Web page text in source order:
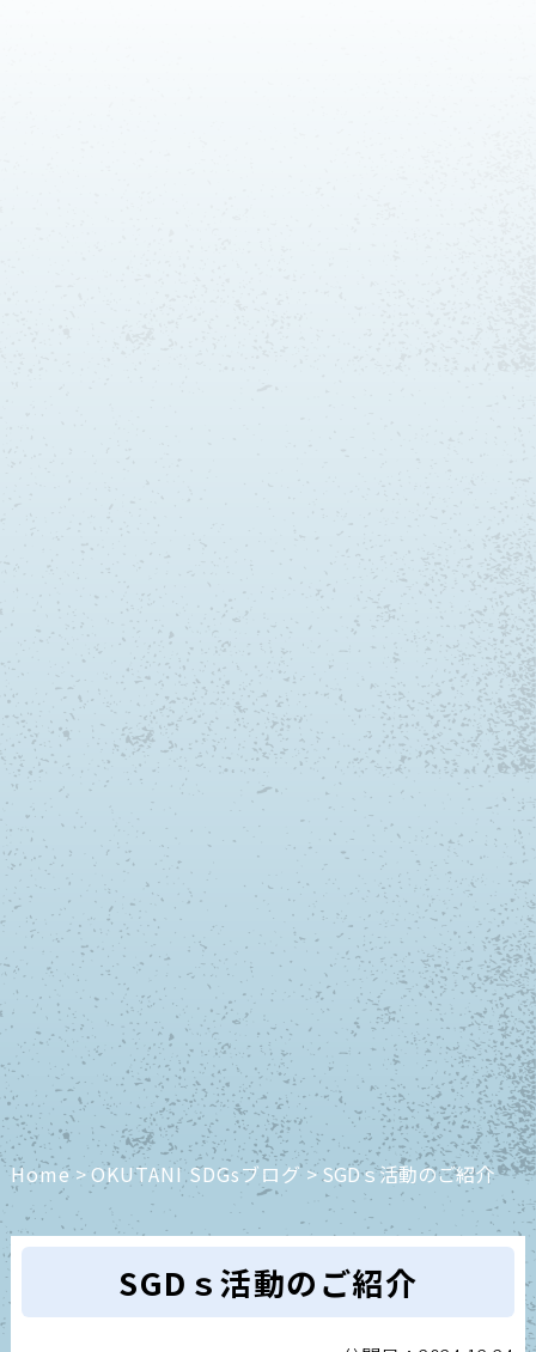
Home>OKUTANI SDGsブログ>SGDｓ活動のご紹介
SGDｓ活動のご紹介